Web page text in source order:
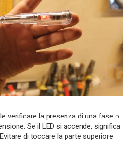
verificare la presenza di una fase o
Se il LED si accende, significa
di toccare la parte superiore